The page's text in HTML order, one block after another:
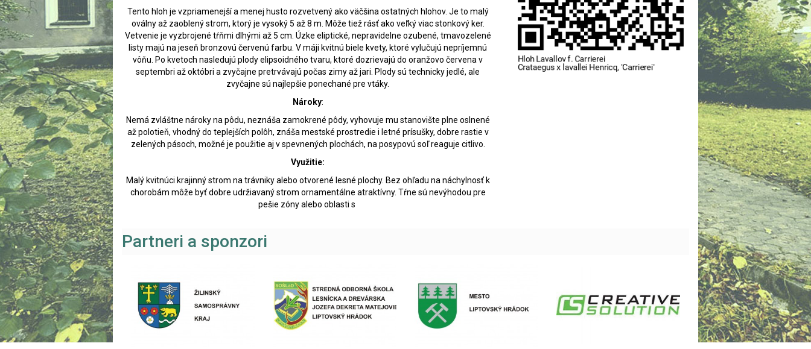
Tento hloh je vzpriamenejší a menej husto rozvetvený ako väčšina ostatných hlohov. Je to malý
oválny až zaoblený strom, ktorý je vysoký 5 až 8 m. Môže tiež rásť ako veľký viac stonkový ker.
Vetvenie je vyzbrojené tŕňmi dlhými až 5 cm. Úzke eliptické, nepravidelne ozubené, tmavozelené
listy majú na jeseň bronzovú červenú farbu. V máji kvitnú biele kvety, ktoré vylučujú nepríjemnú
vôňu. Po kvetoch nasledujú plody elipsoidného tvaru, ktoré dozrievajú do oranžovo červena v
septembri až októbri a zvyčajne pretrvávajú počas zimy až jari. Plody sú technicky jedlé, ale
zvyčajne sú najlepšie ponechané pre vtáky.
Nároky:
Nemá zvláštne nároky na pôdu, neznáša zamokrené pôdy, vyhovuje mu stanovište plne oslnené
až polotieň, vhodný do teplejších polôh, znáša mestské prostredie i letné prísušky, dobre rastie v
zelených pásoch, možné je použitie aj v spevnených plochách, na posypovú soľ reaguje citlivo.
Využitie:
Malý kvitnúci krajinný strom na trávniky alebo otvorené lesné plochy. Bez ohľadu na náchylnosť k
chorobám môže byť dobre udržiavaný strom ornamentálne atraktívny. Tŕne sú nevýhodou pre
pešie zóny alebo oblasti s
Partneri a sponzori